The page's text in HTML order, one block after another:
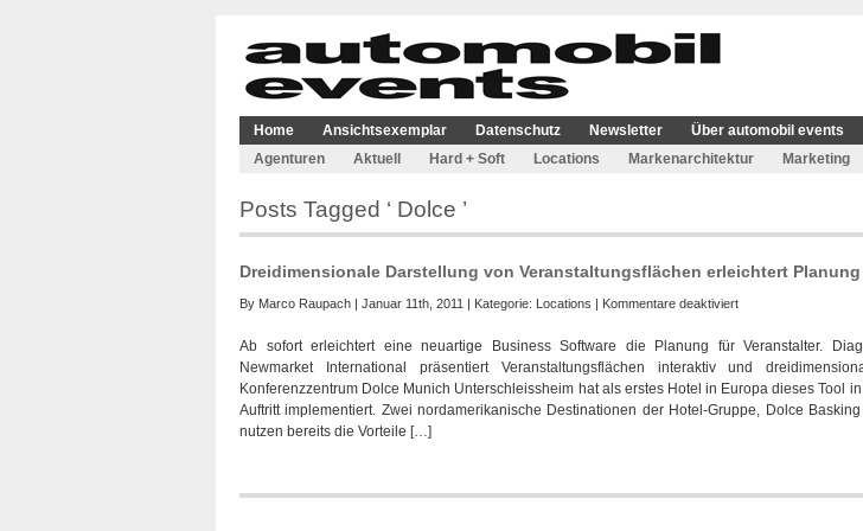
Home Ansichtsexemplar Datenschutz Newsletter Über automobil events
Agenturen
Aktuell Hard + Soft Locations Markenarchitektur Marketing
Posts Tagged ‘ Dolce ’
Dreidimensionale Darstellung von Veranstaltungsflächen erleichtert Planung
By Marco Raupach | Januar 11th, 2011 | Kategorie: Locations | Kommentare deaktiviertfür
Darstellung
von
Veranstaltungsflächen
erleichtert
Ab sofort erleichtert eine neuartige Business Software die Planung für Veranstalter.
Newmarket International präsentiert Veranstaltungsflächen interaktiv und
Konferenzzentrum Dolce Munich Unterschleissheim hat als erstes Hotel in Europa dieses Tool
Auftritt implementiert. Zwei nordamerikanische Destinationen der Hotel-Gruppe, Dolce
nutzen bereits die Vorteile […]